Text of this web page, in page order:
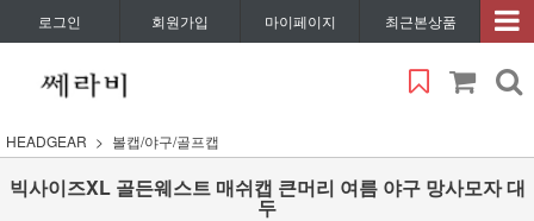
로그인 회원가입 마이페이지 최근본상품
HEADGEAR 볼캡/야구/골프캡
빅사이즈XL 골든웨스트 매쉬캡 큰머리 여름 야구 망사모자 대
두